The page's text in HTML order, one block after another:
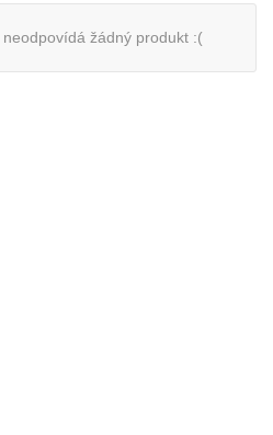
žádný produkt :(